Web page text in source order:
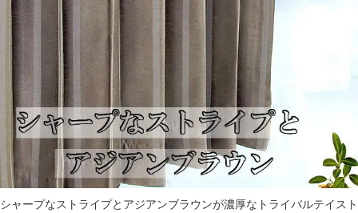
シャープなストライプとアジアンブラウンが濃厚なトライバルテイスト